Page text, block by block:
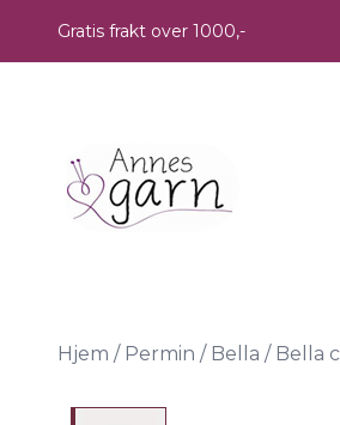
Gratis frakt over 1000,-
Hjem / Permin / Bella / Bella